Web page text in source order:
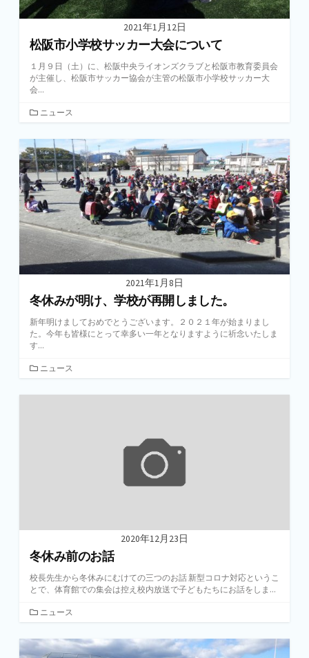
2021年1月12日
松阪市小学校サッカー大会について
１月９日（土）に、松阪中央ライオンズクラブと松阪市教育委員会
が主催し、松阪市サッカー協会が主管の松阪市小学校サッカー大
会...
カ
ゴ
リ
ー
ニュース
2021年1月8日
冬休みが明け、学校が再開しました。
新年明けましておめでとうございます。２０２１年が始まりまし
た。今年も皆様にとって幸多い一年となりますように祈念いたしま
す...
カ
ゴ
ニュース
2020年12月23日
冬休み前のお話
校長先生から冬休みにむけての三つのお話 新型コロナ対応というこ
とで、体育館での集会は控え校内放送で子どもたちにお話をしま...
カ
ゴ
リ
ニュース